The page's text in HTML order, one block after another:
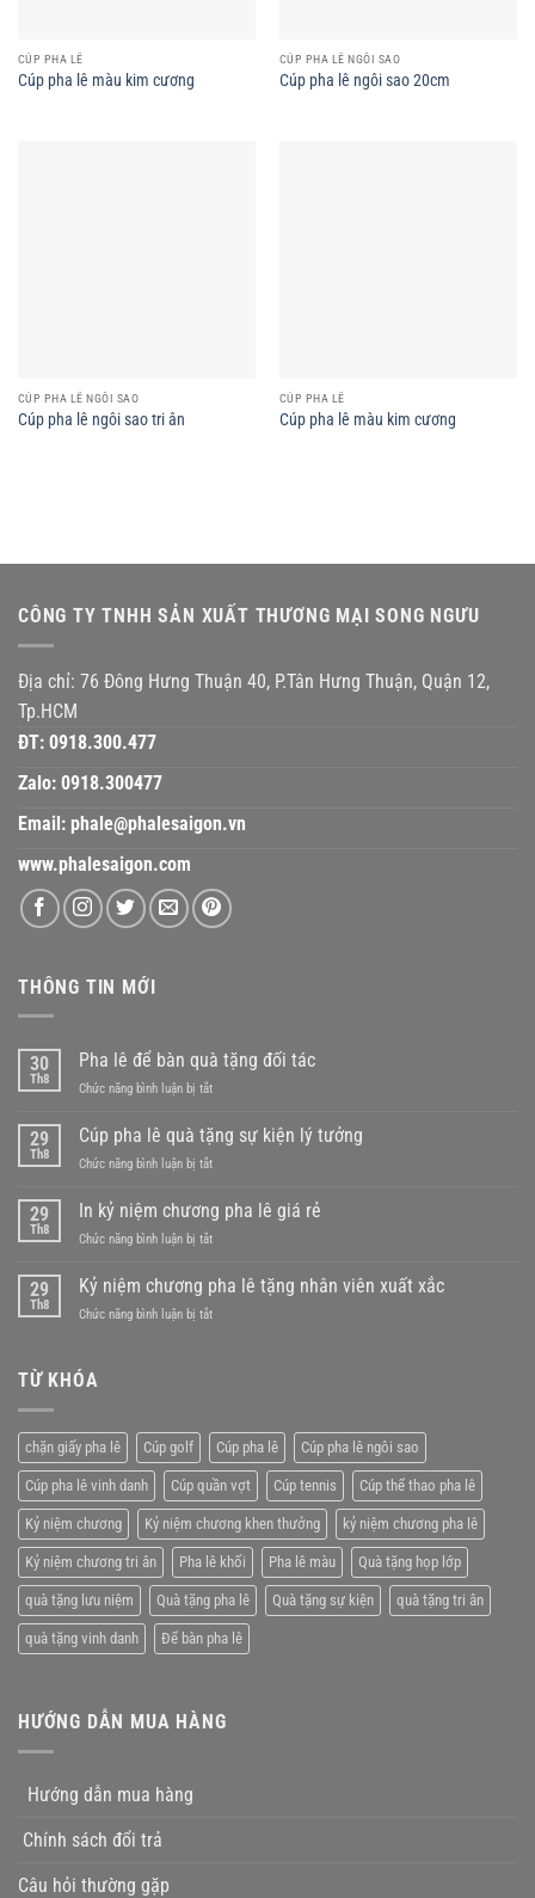
CÚP PHA LÊ
Cúp pha lê màu kim cương
CÚP PHA LÊ NGÔI SAO
Cúp pha lê ngôi sao 20cm
CÚP PHA LÊ NGÔI SAO
Cúp pha lê ngôi sao tri ân
CÚP PHA LÊ
Cúp pha lê màu kim cương
CÔNG TY TNHH SẢN XUẤT THƯƠNG MẠI SONG NGƯU
Địa chỉ: 76 Đông Hưng Thuận 40, P.Tân Hưng Thuận, Quận 12,
Tp.HCM
ĐT: 0918.300.477
Zalo: 0918.300477
Email: phale@phalesaigon.vn
www.phalesaigon.com
THÔNG TIN MỚI
30
Th8
Pha lê để bàn quà tặng đối tác
Chức năng bình luận bị tắtở
lê
bàn
tặng
29
Th8
Cúp pha lê quà tặng sự kiện lý tưởng
Chức năng bình luận bị tắtở
pha
lê
quà
sự
29
Th8
In kỷ niệm chương pha lê giá rẻ
Chức năng bình luận bị tắtở
kỷ
chương
29
Th8
Kỷ niệm chương pha lê tặng nhân viên xuất xắc
Chức năng bình luận bị tắtở
tặng
nhân
viên
xắc
TỪ KHÓA
chặn giấy pha lê Cúp golf Cúp pha lê Cúp pha lê ngôi sao
Cúp pha lê vinh danh Cúp quần vợt Cúp tennis Cúp thể thao pha lê
Kỷ niệm chương Kỷ niệm chương khen thưởng kỷ niệm chương pha lê
Kỷ niệm chương tri ân Pha lê khối Pha lê màu Quà tặng họp lớp
quà tặng lưu niệm Quà tặng pha lê Quà tặng sự kiện quà tặng tri ân
quà tặng vinh danh Để bàn pha lê
HƯỚNG DẪN MUA HÀNG
Hướng dẫn mua hàng
Chính sách đổi trả
Câu hỏi thường gặp